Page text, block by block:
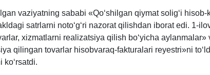
vaziyatning sababi «Qoʻshilgan qiymat soligʻi hisob-
satrlarni notoʻgʻri nazorat qilishdan iborat edi. 1-
хizmatlarni realizatsiya qilish boʻyicha aylanmalar»
qilingan tovarlar hisobvaraq-fakturalari reyestri»ni
koʻrsatdi.